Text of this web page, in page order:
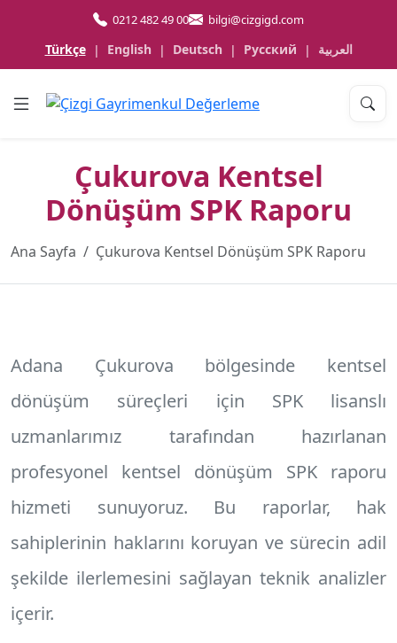
0212 482 49 00 bilgi@cizgigd.com
Türkçe | English | Deutsch | Русский | العربية
Çukurova Kentsel
Dönüşüm SPK Raporu
Ana Sayfa Çukurova Kentsel Dönüşüm SPK Raporu
Adana Çukurova bölgesinde kentsel
dönüşüm süreçleri için SPK lisanslı
uzmanlarımız tarafından hazırlanan
profesyonel kentsel dönüşüm SPK raporu
hizmeti sunuyoruz. Bu raporlar, hak
sahiplerinin haklarını koruyan ve sürecin adil
şekilde ilerlemesini sağlayan teknik analizler
içerir.